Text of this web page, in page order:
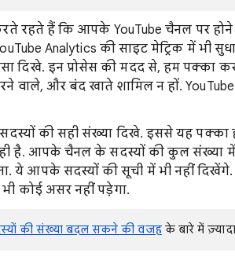
रहते हैं कि आपके YouTube चैनल पर होने
Analytics की साइट मेट्रिक में भी
दिखे. इन प्रोसेस की मदद से, हम पक्का
वाले, और बंद खाते शामिल न हों.
की सही संख्या दिखे. इससे यह पक्का
है. आपके चैनल के सदस्यों की कुल संख्या
ये आपके सदस्यों की सूची में भी नहीं
कोई असर नहीं पड़ेगा.
की संख्या बदल सकने की वजहके बारे में